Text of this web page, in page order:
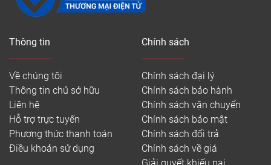
Thông tin
Về chúng tôi
Thông tin chủ sở hữu
Liên hệ
Hỗ trợ trực tuyến
Phương thức thanh toán
Điều khoản sử dụng
Chính sách
Chính sách đại lý
Chính sách bảo hành
Chính sách vận chuyển
Chính sách bảo mật
Chính sách đổi trả
Chính sách về giá